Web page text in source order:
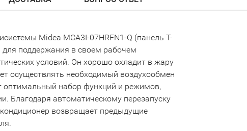
Midea MCA3I-07HRFN1-Q (панель T-
для поддержания в своем рабочем
условий. Он хорошо охладит в жару
осуществлять необходимый воздухообмен
оптимальный набор функций и режимов,
Благодаря автоматическому перезапуску
возвращает предыдущие